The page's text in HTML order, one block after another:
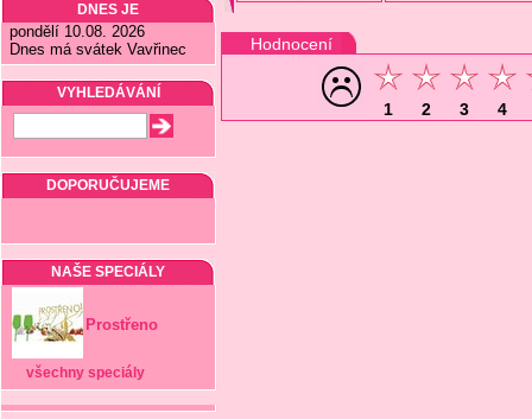
DNES JE
pondělí 10.08. 2026
Dnes má svátek Vavřinec
VYHLEDÁVÁNÍ
DOPORUČUJEME
NAŠE SPECIÁLY
Prostřeno
všechny speciály
Hodnocení
1 2 3 4